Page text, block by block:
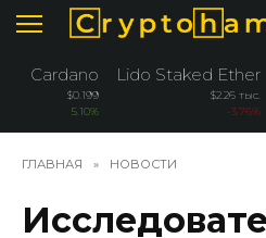
Перейти
содержанию
Cardano
$0.199
5.10%
Lido Staked Ether
$2.26 тыс.
-3.76%
ГЛАВНАЯ » НОВОСТИ